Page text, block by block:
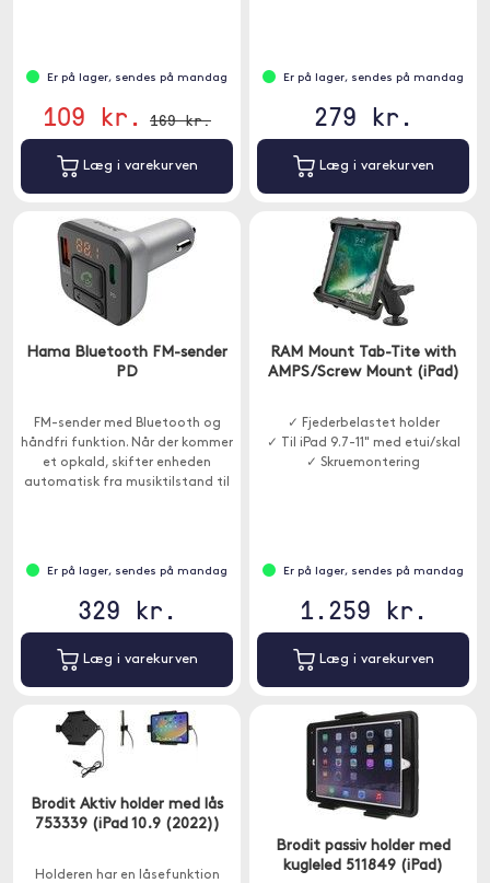
Er på lager, sendes på mandag
109 kr. 169 kr.
Læg i varekurven
Er på lager, sendes på mandag
279 kr.
Læg i varekurven
Hama Bluetooth FM-sender
PD
FM-sender med Bluetooth og
håndfri funktion. Når der kommer
et opkald, skifter enheden
automatisk fra musiktilstand til
Er på lager, sendes på mandag
329 kr.
Læg i varekurven
RAM Mount Tab-Tite with
AMPS/Screw Mount (iPad)
✓ Fjederbelastet holder
✓ Til iPad 9.7-11" med etui/skal
✓ Skruemontering
Er på lager, sendes på mandag
1.259 kr.
Læg i varekurven
Brodit Aktiv holder med lås
753339 (iPad 10.9 (2022))
Holderen har en låsefunktion
Brodit passiv holder med
kugleled 511849 (iPad)